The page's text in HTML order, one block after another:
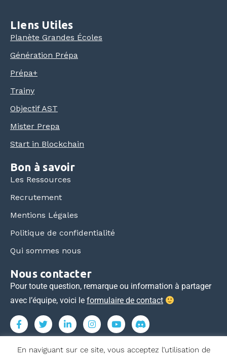
LIens Utiles
Planète Grandes Écoles
Génération Prépa
Prépa+
Trainy
Objectif AST
Mister Prepa
Start in Blockchain
Bon à savoir
Les Ressources
Recrutement
Mentions Légales
Politique de confidentialité
Qui sommes nous
Nous contacter
Pour toute question, remarque ou information à partager
avec l’équipe, voici le formulaire de contact
En naviguant sur ce site, vous acceptez l’utilisation de